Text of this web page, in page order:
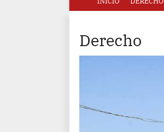
Derecho